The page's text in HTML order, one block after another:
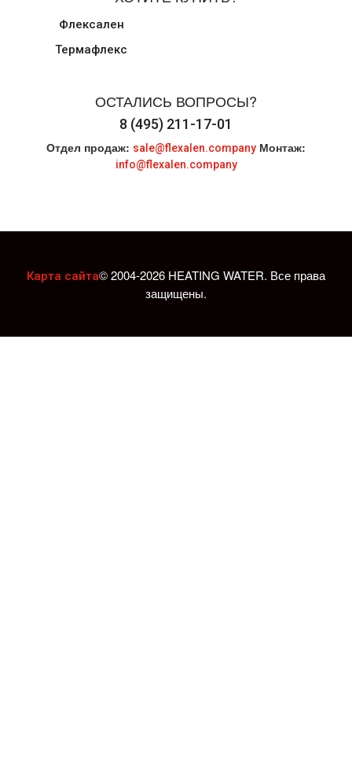
Флексален
Термафлекс
ОСТАЛИСЬ ВОПРОСЫ?
8 (495) 211-17-01
Отдел продаж: sale@flexalen.company Монтаж:
info@flexalen.company
Карта сайта© 2004-2026 HEATING WATER. Все права
защищены.